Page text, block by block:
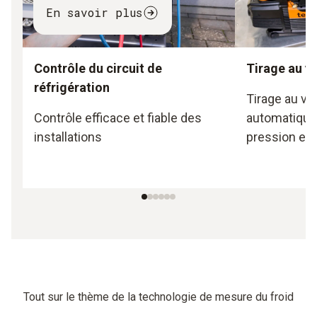
En savoir plus
Contrôle du circuit de
réfrigération
Contrôle efficace et fiable des
installations
Tirage au
Tirage au
pression
Tout sur le thème de la technologie de mesure du froid